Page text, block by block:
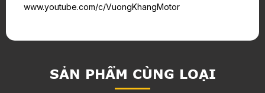
www.youtube.com/c/VuongKhangMotor
SẢN PHẨM CÙNG LOẠI